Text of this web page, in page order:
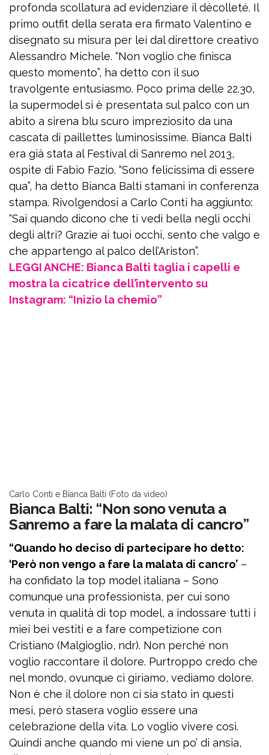
profonda scollatura ad evidenziare il décolleté. Il
primo outfit della serata era firmato Valentino e
disegnato su misura per lei dal direttore creativo
Alessandro Michele. “Non voglio che finisca
questo momento”, ha detto con il suo
travolgente entusiasmo. Poco prima delle 22.30,
la supermodel si è presentata sul palco con un
abito a sirena blu scuro impreziosito da una
cascata di paillettes luminosissime. Bianca Balti
era già stata al Festival di Sanremo nel 2013,
ospite di Fabio Fazio. “Sono felicissima di essere
qua”, ha detto Bianca Balti stamani in conferenza
stampa. Rivolgendosi a Carlo Conti ha aggiunto:
“Sai quando dicono che ti vedi bella negli occhi
degli altri? Grazie ai tuoi occhi, sento che valgo e
che appartengo al palco dell’Ariston”.
LEGGI ANCHE: Bianca Balti taglia i capelli e
mostra la cicatrice dell’intervento su
Instagram: “Inizio la chemio”
Carlo Conti e Bianca Balti (Foto da video)
Bianca Balti: “Non sono venuta a
Sanremo a fare la malata di cancro”
“Quando ho deciso di partecipare ho detto:
‘Però non vengo a fare la malata di cancro’ –
ha confidato la top model italiana – Sono
comunque una professionista, per cui sono
venuta in qualità di top model, a indossare tutti i
miei bei vestiti e a fare competizione con
Cristiano (Malgioglio, ndr). Non perché non
voglio raccontare il dolore. Purtroppo credo che
nel mondo, ovunque ci giriamo, vediamo dolore.
Non è che il dolore non ci sia stato in questi
mesi, però stasera voglio essere una
celebrazione della vita. Lo voglio vivere così.
Quindi anche quando mi viene un po’ di ansia,